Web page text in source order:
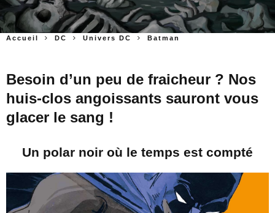
Accueil DC Univers DC Batman
Besoin d’un peu de fraicheur ? Nos
huis-clos angoissants sauront vous
glacer le sang !
Un polar noir où le temps est compté